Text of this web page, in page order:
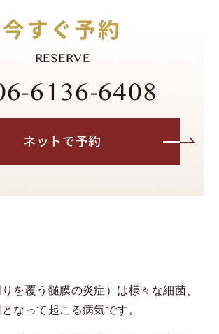
今すぐ予約
RESERVE
6136-6408
ネットで予約
を覆う髄膜の炎症）は様々な細菌、
なって起こる病気です。